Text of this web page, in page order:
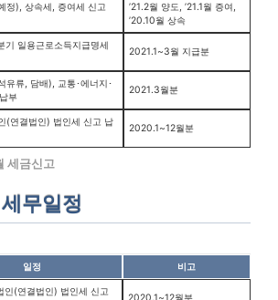
정), 상속세, 증여세 신고
’21.2월 양도, ’21.1월 증여,
’20.10월 상속
기 일용근로소득지급명세
2021.1~3월 지급분
유류, 담배), 교통･에너지･
부
2021.3월분
(연결법인) 법인세 신고 납
2020.1~12월분
세금신고
무일정
일정 비고
인(연결법인) 법인세 신고
2020.1~12월분